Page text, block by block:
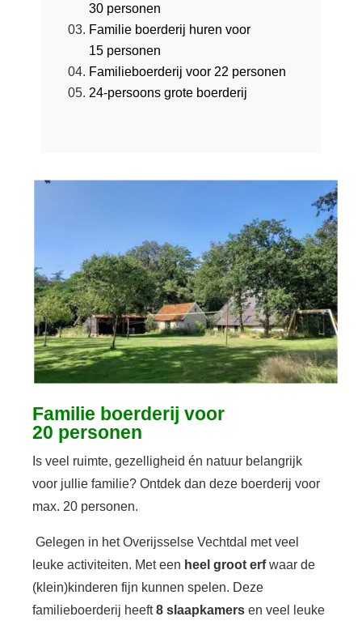
30 personen
Familie boerderij huren voor
15 personen
Familieboerderij voor 22 personen
24-persoons grote boerderij
Familie boerderij voor
20 personen
Is veel ruimte, gezelligheid én natuur belangrijk
voor jullie familie? Ontdek dan deze boerderij voor
max. 20 personen.
Gelegen in het Overijsselse Vechtdal met veel
leuke activiteiten. Met een heel groot erfwaar de
(klein)kinderen fijn kunnen spelen. Deze
familieboerderij heeft8 slaapkamersen veel leuke